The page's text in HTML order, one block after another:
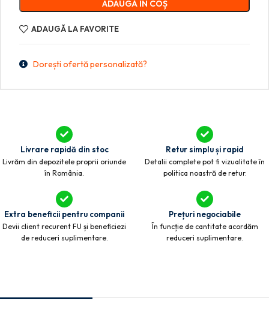
ADAUGĂ ÎN COȘ
ADAUGĂ LA FAVORITE
Dorești ofertă personalizată?
Livrare rapidă din stoc
Livrăm din depozitele proprii oriunde
în România.
Retur simplu și rapid
Detalii complete pot fi vizualitate în
politica noastră de retur.
Extra beneficii pentru companii
Devii client recurent FU și beneficiezi
de reduceri suplimentare.
Prețuri negociabile
În funcție de cantitate acordăm
reduceri suplimentare.